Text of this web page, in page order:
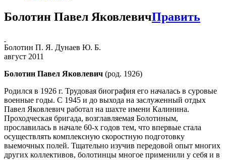
Болотин Павел ЯковлевичПравить
Болотин П. Я. Дунаев Ю. Б.
август 2011
Болотин Павел Яковлевич (род. 1926)
Родился в 1926 г. Трудовая биография его началась в суровые
военные годы. С 1945 и до выхода на заслуженный отдых
Павел Яковлевич работал на шахте имени Калинина.
Проходческая бригада, возглавляемая Болотиным,
прославилась в начале 60-х годов тем, что впервые стала
осуществлять комплексную скоростную подготовку
выемочных полей. Тщательно изучив передовой опыт многих
других коллективов, болотинцы многое применили у себя и в